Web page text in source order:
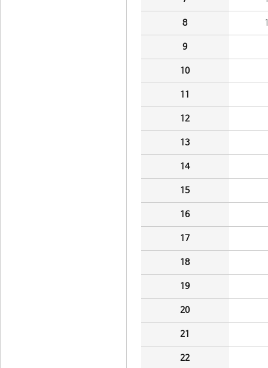
8
9
10
11
12
13
14
15
16
17
18
19
20
21
22